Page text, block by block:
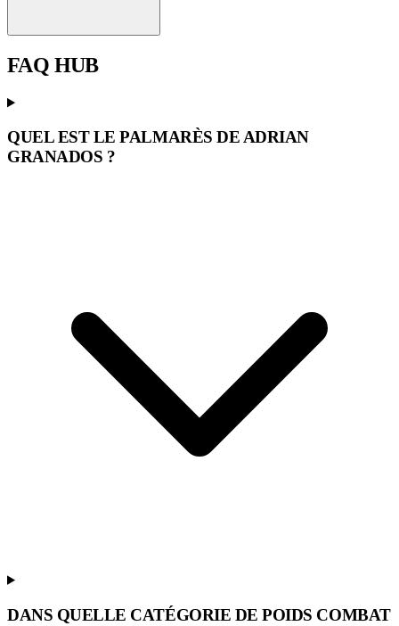
FAQ HUB
QUEL EST LE PALMARÈS DE ADRIAN
GRANADOS ?
DANS QUELLE CATÉGORIE DE POIDS COMBAT